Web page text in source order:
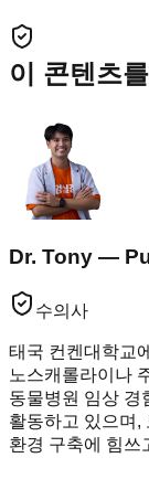
이 콘텐츠
Dr. Tony —
수의사
태국 컨켄대학교
노스캐롤라이나
동물병원 임상 경
활동하고 있으며,
환경 구축에 힘쓰